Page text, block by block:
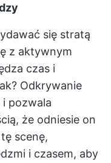
się stratą
z aktywnym
czas i
Odkrywanie
pozwala
że odniesie on
scenę,
i czasem, aby